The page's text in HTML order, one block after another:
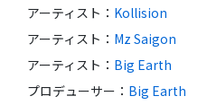
アーティスト ： Kollision
アーティスト ： Mz Saigon
アーティスト ： Big Earth
プロデューサー ： Big Earth